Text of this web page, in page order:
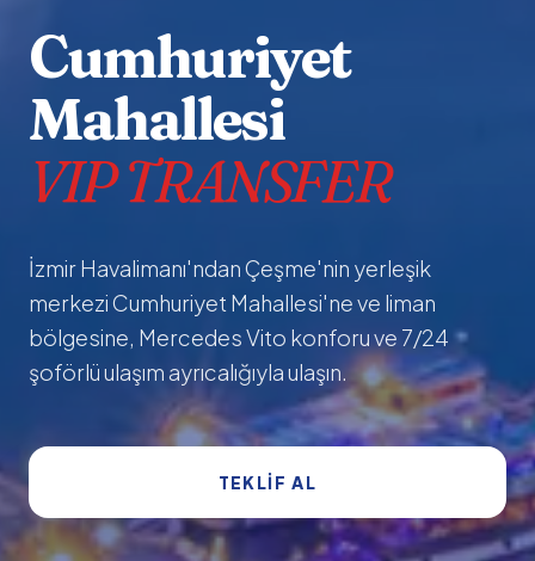
Cumhuriyet
Mahallesi
VIP TRANSFER
İzmir Havalimanı'ndan Çeşme'nin yerleşik
merkezi Cumhuriyet Mahallesi'ne ve liman
bölgesine, Mercedes Vito konforu ve 7/24
şoförlü ulaşım ayrıcalığıyla ulaşın.
TEKLIF AL